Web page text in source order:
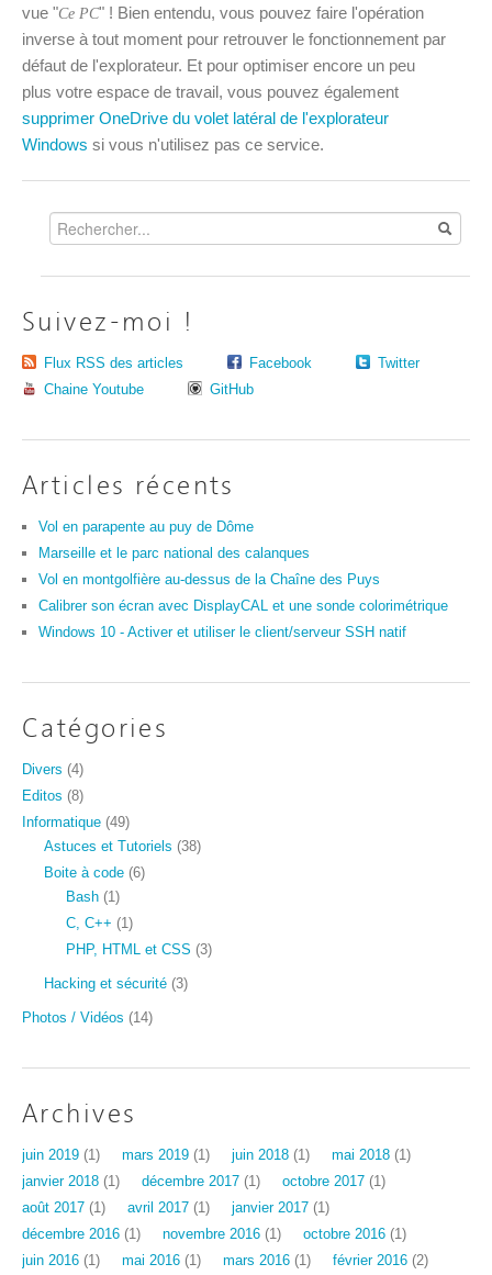
vue "Ce PC" ! Bien entendu, vous pouvez faire l'opération
inverse à tout moment pour retrouver le fonctionnement par
défaut de l'explorateur. Et pour optimiser encore un peu
plus votre espace de travail, vous pouvez également
supprimer OneDrive du volet latéral de l'explorateur
Windows si vous n'utilisez pas ce service.
Suivez-moi !
Flux RSS des articles Facebook
Twitter
Chaine Youtube
GitHub
Articles récents
Vol en parapente au puy de Dôme
Marseille et le parc national des calanques
Vol en montgolfière au-dessus de la Chaîne des Puys
Calibrer son écran avec DisplayCAL et une sonde colorimétrique
Windows 10 - Activer et utiliser le client/serveur SSH natif
Catégories
Divers (4)
Editos (8)
Informatique (49)
Astuces et Tutoriels (38)
Boite à code (6)
Bash (1)
C, C++ (1)
PHP, HTML et CSS (3)
Hacking et sécurité (3)
Photos / Vidéos (14)
Archives
juin 2019 (1) mars 2019 (1) juin 2018 (1) mai 2018 (1)
janvier 2018 (1) décembre 2017 (1) octobre 2017 (1)
août 2017 (1) avril 2017 (1) janvier 2017 (1)
décembre 2016 (1) novembre 2016 (1) octobre 2016 (1)
juin 2016 (1) mai 2016 (1) mars 2016 (1) février 2016 (2)